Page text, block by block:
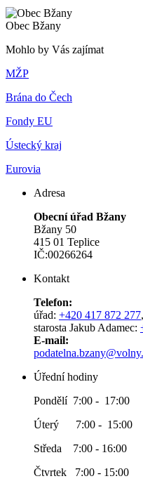
Obec Bžany
Mohlo by Vás zajímat
MŽP
Brána do Čech
Fondy EU
Ústecký kraj
Eurovia
Adresa
Obecní úřad Bžany
Bžany 50
415 01 Teplice
IČ:00266264
Kontakt
Telefon:
úřad: +420 417 872 277,
starosta Jakub Adamec:
E-mail:
Úřední hodiny
Pondělí 7:00 - 17:00
Úterý 7:00 - 15:00
Středa 7:00 - 16:00
Čtvrtek 7:00 - 15:00